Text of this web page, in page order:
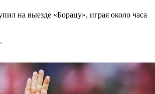
на выезде «Борацу», играя около часа